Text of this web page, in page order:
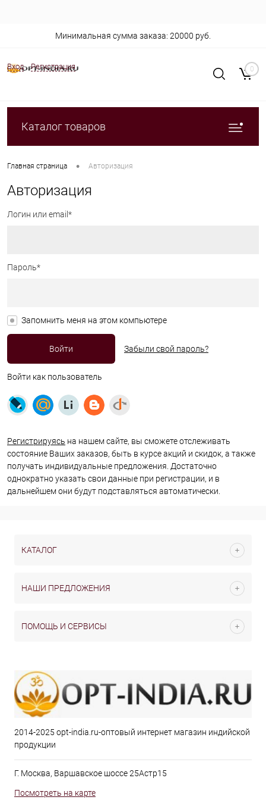
Вход Регистрация
Минимальная сумма заказа: 20000 руб.
0
Каталог товаров
Главная страница • Авторизация
Авторизация
Логин или email*
Пароль*
Запомнить меня на этом компьютере
Забыли свой пароль?
Войти как пользователь
Регистрируясь на нашем сайте, вы сможете отслеживать
состояние Ваших заказов, быть в курсе акций и скидок, а также
получать индивидуальные предложения. Достаточно
однократно указать свои данные при регистрации, и в
дальнейшем они будут подставляться автоматически.
КАТАЛОГ
НАШИ ПРЕДЛОЖЕНИЯ
ПОМОЩЬ И СЕРВИСЫ
2014-2025 opt-india.ru-оптовый интернет магазин индийской
продукции
Г. Москва, Варшавское шоссе 25Астр15
Посмотреть на карте